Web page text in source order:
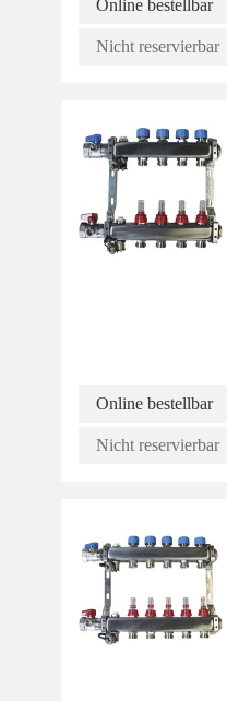
Online bestellbar
Nicht reservierbar
Online bestellbar
Nicht reservierbar